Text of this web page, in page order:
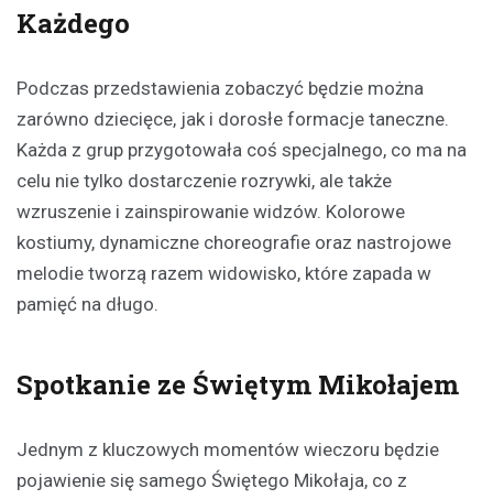
Każdego
Podczas przedstawienia zobaczyć będzie można
zarówno dziecięce, jak i dorosłe formacje taneczne.
Każda z grup przygotowała coś specjalnego, co ma na
celu nie tylko dostarczenie rozrywki, ale także
wzruszenie i zainspirowanie widzów. Kolorowe
kostiumy, dynamiczne choreografie oraz nastrojowe
melodie tworzą razem widowisko, które zapada w
pamięć na długo.
Spotkanie ze Świętym Mikołajem
Jednym z kluczowych momentów wieczoru będzie
pojawienie się samego Świętego Mikołaja, co z